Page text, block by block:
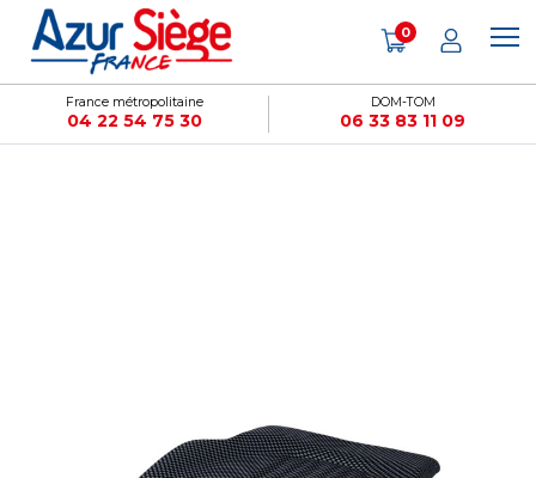
France métropolitaine
04 22 54 75 30
DOM-TOM
06 33 83 11 09
0
Panneau de gestion des cookies